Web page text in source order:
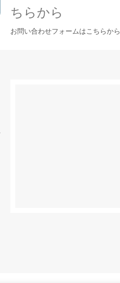
ちらから
お問い合わせフォームはこちらから